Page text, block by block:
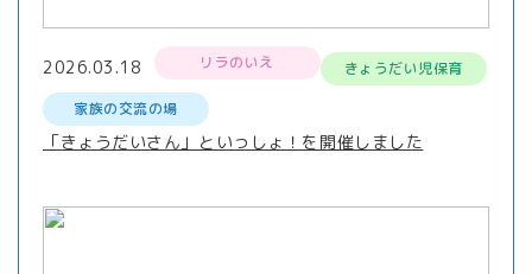
2026.03.18 リラのいえ
きょうだい児保育
家族の交流の場
「きょうだいさん」といっしょ！を開催しました